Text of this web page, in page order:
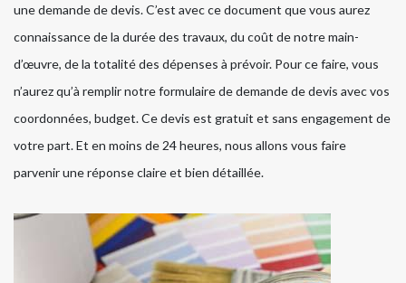
une demande de devis. C’est avec ce document que vous aurez
connaissance de la durée des travaux, du coût de notre main-
d’œuvre, de la totalité des dépenses à prévoir. Pour ce faire, vous
n’aurez qu’à remplir notre formulaire de demande de devis avec vos
coordonnées, budget. Ce devis est gratuit et sans engagement de
votre part. Et en moins de 24 heures, nous allons vous faire
parvenir une réponse claire et bien détaillée.